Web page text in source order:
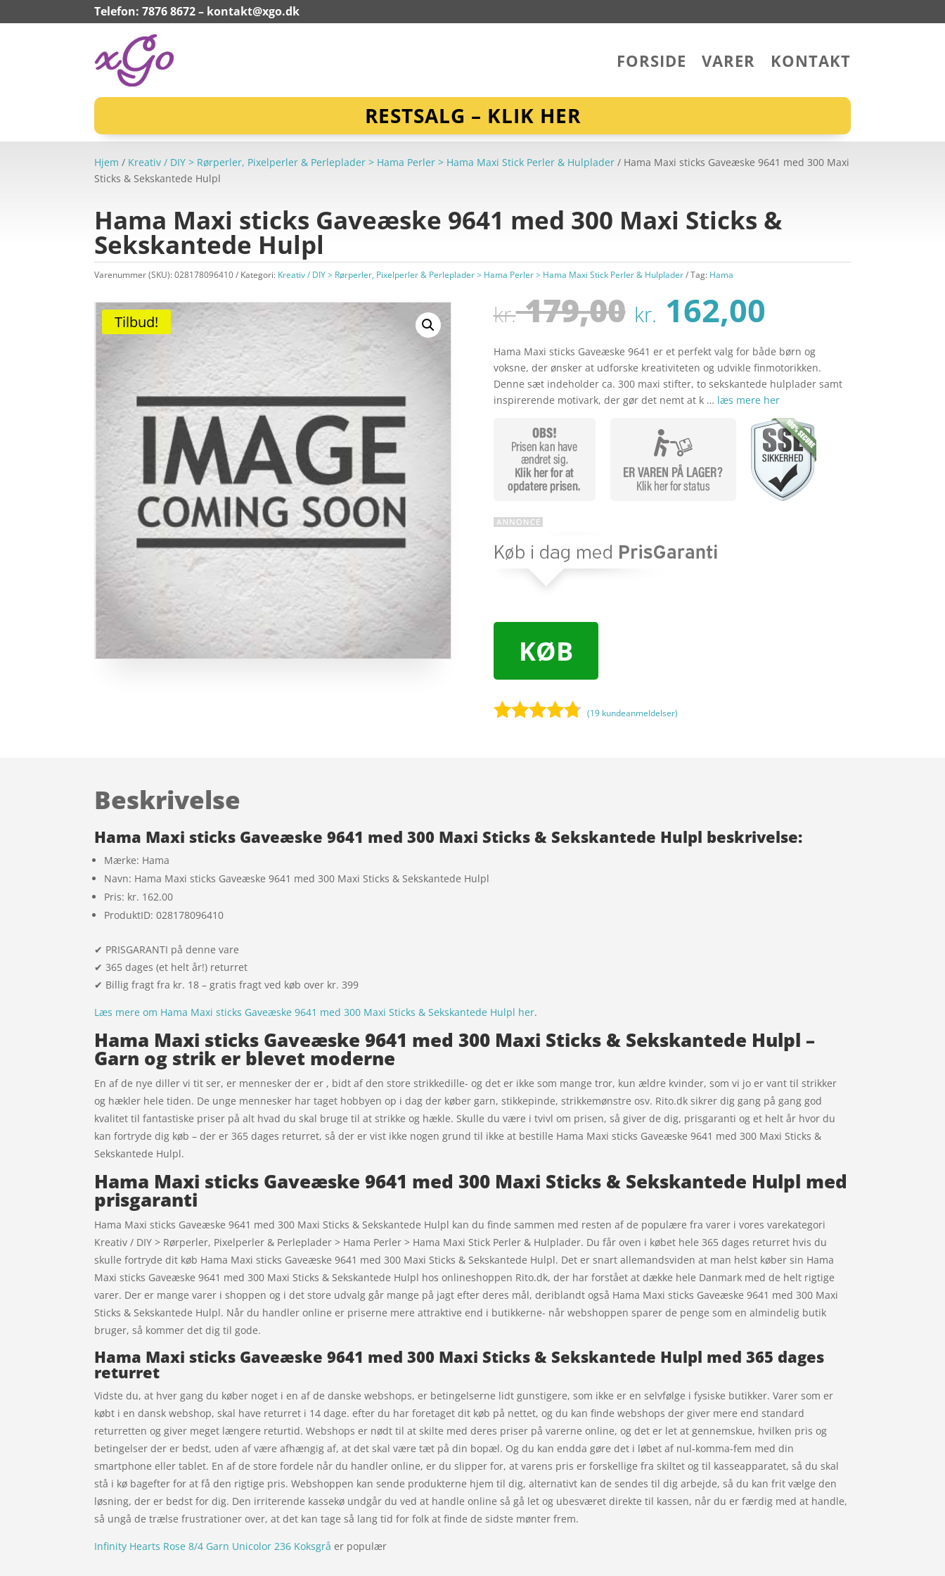
Telefon: 7876 8672 – kontakt@xgo.dk
FORSIDE VARER KONTAKT
RESTSALG – KLIK HER
Hjem / Kreativ / DIY > Rørperler, Pixelperler & Perleplader > Hama Perler > Hama Maxi Stick Perler & Hulplader / Hama Maxi sticks Gaveæske 9641 med 300 Maxi
Sticks & Sekskantede Hulpl
Hama Maxi sticks Gaveæske 9641 med 300 Maxi Sticks &
Sekskantede Hulpl
Varenummer (SKU):028178096410 Kategori: Kreativ / DIY > Rørperler, Pixelperler & Perleplader > Hama Perler > Hama Maxi Stick Perler & Hulplader Tag: Hama
Tilbud! kr.179,00 Den
oprindelige
pris
var:
kr. 179,00.
kr. 162,00
pris
er:
kr. 162,00.
Hama Maxi sticks Gaveæske 9641 er et perfekt valg for både børn og
voksne, der ønsker at udforske kreativiteten og udvikle finmotorikken.
Denne sæt indeholder ca. 300 maxi stifter, to sekskantede hulplader samt
inspirerende motivark, der gør det nemt at k … læs mere her
KØB
mmelser
(19 kundeanmeldelser)
Beskrivelse
Hama Maxi sticks Gaveæske 9641 med 300 Maxi Sticks & Sekskantede Hulpl beskrivelse:
Mærke: Hama
Navn: Hama Maxi sticks Gaveæske 9641 med 300 Maxi Sticks & Sekskantede Hulpl
Pris: kr. 162.00
ProduktID: 028178096410
✔ PRISGARANTI på denne vare
✔ 365 dages (et helt år!) returret
✔ Billig fragt fra kr. 18 – gratis fragt ved køb over kr. 399
Læs mere om Hama Maxi sticks Gaveæske 9641 med 300 Maxi Sticks & Sekskantede Hulpl her.
Hama Maxi sticks Gaveæske 9641 med 300 Maxi Sticks & Sekskantede Hulpl –
Garn og strik er blevet moderne
En af de nye diller vi tit ser, er mennesker der er , bidt af den store strikkedille- og det er ikke som mange tror, kun ældre kvinder, som vi jo er vant til strikker
og hækler hele tiden. De unge mennesker har taget hobbyen op i dag der køber garn, stikkepinde, strikkemønstre osv. Rito.dk sikrer dig gang på gang god
kvalitet til fantastiske priser på alt hvad du skal bruge til at strikke og hækle. Skulle du være i tvivl om prisen, så giver de dig, prisgaranti og et helt år hvor du
kan fortryde dig køb – der er 365 dages returret, så der er vist ikke nogen grund til ikke at bestille Hama Maxi sticks Gaveæske 9641 med 300 Maxi Sticks &
Sekskantede Hulpl.
Hama Maxi sticks Gaveæske 9641 med 300 Maxi Sticks & Sekskantede Hulpl med
prisgaranti
Hama Maxi sticks Gaveæske 9641 med 300 Maxi Sticks & Sekskantede Hulpl kan du finde sammen med resten af de populære fra varer i vores varekategori
Kreativ / DIY > Rørperler, Pixelperler & Perleplader > Hama Perler > Hama Maxi Stick Perler & Hulplader. Du får oven i købet hele 365 dages returret hvis du
skulle fortryde dit køb Hama Maxi sticks Gaveæske 9641 med 300 Maxi Sticks & Sekskantede Hulpl. Det er snart allemandsviden at man helst køber sin Hama
Maxi sticks Gaveæske 9641 med 300 Maxi Sticks & Sekskantede Hulpl hos onlineshoppen Rito.dk, der har forstået at dække hele Danmark med de helt rigtige
varer. Der er mange varer i shoppen og i det store udvalg går mange på jagt efter deres mål, deriblandt også Hama Maxi sticks Gaveæske 9641 med 300 Maxi
Sticks & Sekskantede Hulpl. Når du handler online er priserne mere attraktive end i butikkerne- når webshoppen sparer de penge som en almindelig butik
bruger, så kommer det dig til gode.
Hama Maxi sticks Gaveæske 9641 med 300 Maxi Sticks & Sekskantede Hulpl med 365 dages
returret
Vidste du, at hver gang du køber noget i en af de danske webshops, er betingelserne lidt gunstigere, som ikke er en selvfølge i fysiske butikker. Varer som er
købt i en dansk webshop, skal have returret i 14 dage. efter du har foretaget dit køb på nettet, og du kan finde webshops der giver mere end standard
returretten og giver meget længere returtid. Webshops er nødt til at skilte med deres priser på varerne online, og det er let at gennemskue, hvilken pris og
betingelser der er bedst, uden af være afhængig af, at det skal være tæt på din bopæl. Og du kan endda gøre det i løbet af nul-komma-fem med din
smartphone eller tablet. En af de store fordele når du handler online, er du slipper for, at varens pris er forskellige fra skiltet og til kasseapparatet, så du skal
stå i kø bagefter for at få den rigtige pris. Webshoppen kan sende produkterne hjem til dig, alternativt kan de sendes til dig arbejde, så du kan frit vælge den
løsning, der er bedst for dig. Den irriterende kassekø undgår du ved at handle online så gå let og ubesværet direkte til kassen, når du er færdig med at handle,
så ungå de trælse frustrationer over, at det kan tage så lang tid for folk at finde de sidste mønter frem.
Infinity Hearts Rose 8/4 Garn Unicolor 236 Koksgrå er populær